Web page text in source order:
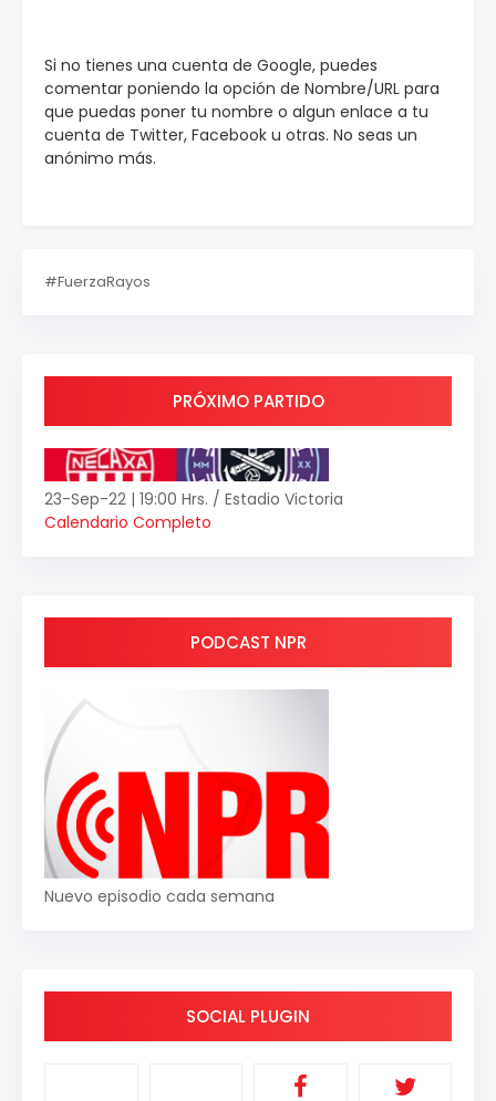
Si no tienes una cuenta de Google, puedes
comentar poniendo la opción de Nombre/URL para
que puedas poner tu nombre o algun enlace a tu
cuenta de Twitter, Facebook u otras. No seas un
anónimo más.
#FuerzaRayos
PRÓXIMO PARTIDO
23-Sep-22 | 19:00 Hrs. / Estadio Victoria
Calendario Completo
PODCAST NPR
Nuevo episodio cada semana
SOCIAL PLUGIN